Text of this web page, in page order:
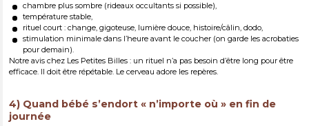
chambre plus sombre (rideaux occultants si possible),
température stable,
rituel court : change, gigoteuse, lumière douce, histoire/câlin, dodo,
stimulation minimale dans l’heure avant le coucher (on garde les acrobaties
pour demain).
Notre avis chez Les Petites Billes : un rituel n’a pas besoin d’être long pour être
efficace. Il doit être répétable. Le cerveau adore les repères.
4) Quand bébé s’endort « n’importe où » en fin de
journée